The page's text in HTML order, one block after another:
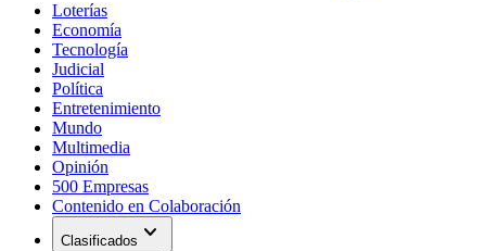
Loterías
Economía
Tecnología
Judicial
Política
Entretenimiento
Mundo
Multimedia
Opinión
500 Empresas
Contenido en Colaboración
Clasificados expand_more